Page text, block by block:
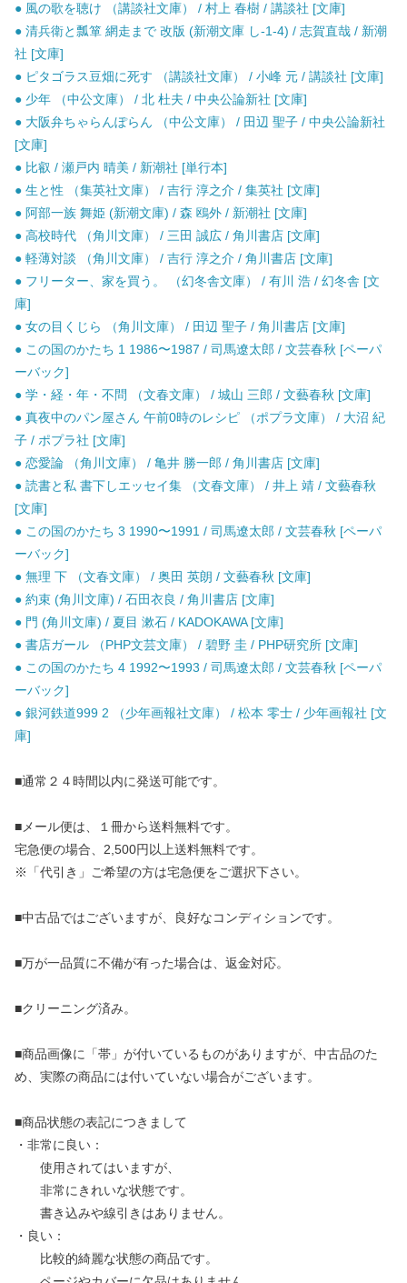
● 風の歌を聴け （講談社文庫） / 村上 春樹 / 講談社 [文庫]
● 清兵衛と瓢箪 網走まで 改版 (新潮文庫 し-1-4) / 志賀直哉 / 新潮
社 [文庫]
● ピタゴラス豆畑に死す （講談社文庫） / 小峰 元 / 講談社 [文庫]
● 少年 （中公文庫） / 北 杜夫 / 中央公論新社 [文庫]
● 大阪弁ちゃらんぽらん （中公文庫） / 田辺 聖子 / 中央公論新社
[文庫]
● 比叡 / 瀬戸内 晴美 / 新潮社 [単行本]
● 生と性 （集英社文庫） / 吉行 淳之介 / 集英社 [文庫]
● 阿部一族 舞姫 (新潮文庫) / 森 鴎外 / 新潮社 [文庫]
● 高校時代 （角川文庫） / 三田 誠広 / 角川書店 [文庫]
● 軽薄対談 （角川文庫） / 吉行 淳之介 / 角川書店 [文庫]
● フリーター、家を買う。 （幻冬舎文庫） / 有川 浩 / 幻冬舎 [文
庫]
● 女の目くじら （角川文庫） / 田辺 聖子 / 角川書店 [文庫]
● この国のかたち 1 1986〜1987 / 司馬遼太郎 / 文芸春秋 [ペーパ
ーバック]
● 学・経・年・不問 （文春文庫） / 城山 三郎 / 文藝春秋 [文庫]
● 真夜中のパン屋さん 午前0時のレシピ （ポプラ文庫） / 大沼 紀
子 / ポプラ社 [文庫]
● 恋愛論 （角川文庫） / 亀井 勝一郎 / 角川書店 [文庫]
● 読書と私 書下しエッセイ集 （文春文庫） / 井上 靖 / 文藝春秋
[文庫]
● この国のかたち 3 1990〜1991 / 司馬遼太郎 / 文芸春秋 [ペーパ
ーバック]
● 無理 下 （文春文庫） / 奥田 英朗 / 文藝春秋 [文庫]
● 約束 (角川文庫) / 石田衣良 / 角川書店 [文庫]
● 門 (角川文庫) / 夏目 漱石 / KADOKAWA [文庫]
● 書店ガール （PHP文芸文庫） / 碧野 圭 / PHP研究所 [文庫]
● この国のかたち 4 1992〜1993 / 司馬遼太郎 / 文芸春秋 [ペーパ
ーバック]
● 銀河鉄道999 2 （少年画報社文庫） / 松本 零士 / 少年画報社 [文
庫]
■通常２４時間以内に発送可能です。
■メール便は、１冊から送料無料です。
宅急便の場合、2,500円以上送料無料です。
※「代引き」ご希望の方は宅急便をご選択下さい。
■中古品ではございますが、良好なコンディションです。
■万が一品質に不備が有った場合は、返金対応。
■クリーニング済み。
■商品画像に「帯」が付いているものがありますが、中古品のた
め、実際の商品には付いていない場合がございます。
■商品状態の表記につきまして
・非常に良い：
使用されてはいますが、
非常にきれいな状態です。
書き込みや線引きはありません。
・良い：
比較的綺麗な状態の商品です。